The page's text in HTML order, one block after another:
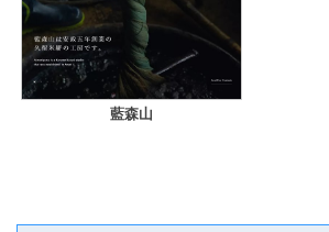
藍森山